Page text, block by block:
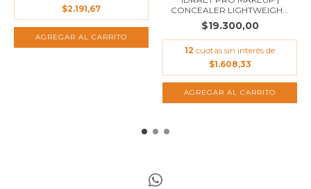
$2.191,67
CONCEALER LIGHTWEIGH...
$19.300,00
12 cuotas sin interés de
$1.608,33